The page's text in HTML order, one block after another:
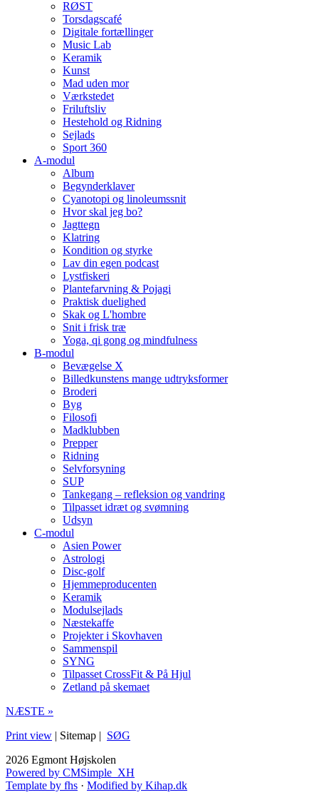
RØST
Torsdagscafé
Digitale fortællinger
Music Lab
Keramik
Kunst
Mad uden mor
Værkstedet
Friluftsliv
Hestehold og Ridning
Sejlads
Sport 360
A-modul
Album
Begynderklaver
Cyanotopi og linoleumssnit
Hvor skal jeg bo?
Jagttegn
Klatring
Kondition og styrke
Lav din egen podcast
Lystfiskeri
Plantefarvning & Pojagi
Praktisk duelighed
Skak og L'hombre
Snit i frisk træ
Yoga, qi gong og mindfulness
B-modul
Bevægelse X
Billedkunstens mange udtryksformer
Broderi
Byg
Filosofi
Madklubben
Prepper
Ridning
Selvforsyning
SUP
Tankegang – refleksion og vandring
Tilpasset idræt og svømning
Udsyn
C-modul
Asien Power
Astrologi
Disc-golf
Hjemmeproducenten
Keramik
Modulsejlads
Næstekaffe
Projekter i Skovhaven
Sammenspil
SYNG
Tilpasset CrossFit & På Hjul
Zetland på skemaet
NÆSTE »
Print view | Sitemap | SØG
2026 Egmont Højskolen
Powered by CMSimple_XH
Template by fhs · Modified by Kihap.dk